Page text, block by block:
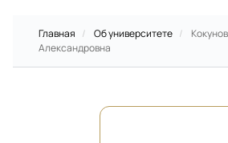
Главная / Об университете /
Александровна